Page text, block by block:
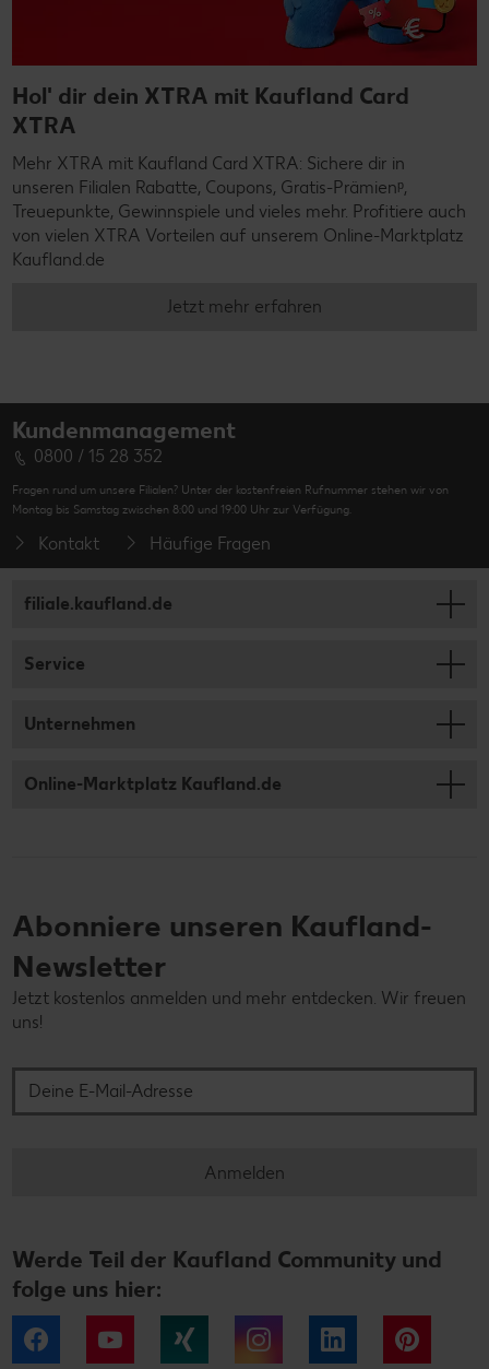
Hol' dir dein XTRA mit Kaufland Card
XTRA
Mehr XTRA mit Kaufland Card XTRA: Sichere dir in
unseren Filialen Rabatte, Coupons, Gratis-Prämienᵖ,
Treuepunkte, Gewinnspiele und vieles mehr. Profitiere auch
von vielen XTRA Vorteilen auf unserem Online-Marktplatz
Kaufland.de
Jetzt mehr erfahren
Kundenmanagement
0800 / 15 28 352
Fragen rund um unsere Filialen? Unter der kostenfreien Rufnummer stehen wir von
Montag bis Samstag zwischen 8:00 und 19:00 Uhr zur Verfügung.
Kontakt Häufige Fragen
filiale.kaufland.de
Service
Unternehmen
Online-Marktplatz Kaufland.de
Abonniere unseren Kaufland-
Newsletter
Jetzt kostenlos anmelden und mehr entdecken. Wir freuen
uns!
Anmelden
Werde Teil der Kaufland Community und
folge uns hier:
Facebook YouTube Instagram LinkedIn